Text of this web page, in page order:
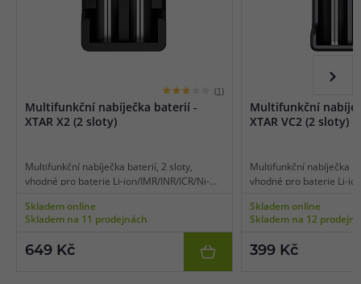
(1)
Multifunkční nabíječka baterií -
XTAR X2 (2 sloty)
Multifunkční nabíječka baterií, 2 sloty,
vhodné pro baterie Li-ion/IMR/INR/ICR/Ni-
micro USB napájecí port, maximální dobíjecí
proud v jednom slotu 2 A, tříkrokové
bezpečnostní ochrany.
Skladem online
Skladem na 11 prodejnách
649 Kč
Multifunkční
XTAR VC2 (2 sloty)
Multifunkční nabíječka
vhodné pro baterie Li-
dobíjecí proud v jednom
chyb na displeji,
Skladem online
Skladem na 12
399 Kč